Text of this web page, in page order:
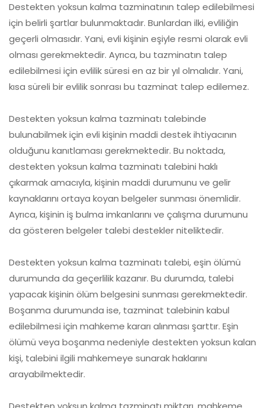
Destekten yoksun kalma tazminatının talep edilebilmesi
için belirli şartlar bulunmaktadır. Bunlardan ilki, evliliğin
geçerli olmasıdır. Yani, evli kişinin eşiyle resmi olarak evli
olması gerekmektedir. Ayrıca, bu tazminatın talep
edilebilmesi için evlilik süresi en az bir yıl olmalıdır. Yani,
kısa süreli bir evlilik sonrası bu tazminat talep edilemez.
Destekten yoksun kalma tazminatı talebinde
bulunabilmek için evli kişinin maddi destek ihtiyacının
olduğunu kanıtlaması gerekmektedir. Bu noktada,
destekten yoksun kalma tazminatı talebini haklı
çıkarmak amacıyla, kişinin maddi durumunu ve gelir
kaynaklarını ortaya koyan belgeler sunması önemlidir.
Ayrıca, kişinin iş bulma imkanlarını ve çalışma durumunu
da gösteren belgeler talebi destekler niteliktedir.
Destekten yoksun kalma tazminatı talebi, eşin ölümü
durumunda da geçerlilik kazanır. Bu durumda, talebi
yapacak kişinin ölüm belgesini sunması gerekmektedir.
Boşanma durumunda ise, tazminat talebinin kabul
edilebilmesi için mahkeme kararı alınması şarttır. Eşin
ölümü veya boşanma nedeniyle destekten yoksun kalan
kişi, talebini ilgili mahkemeye sunarak haklarını
arayabilmektedir.